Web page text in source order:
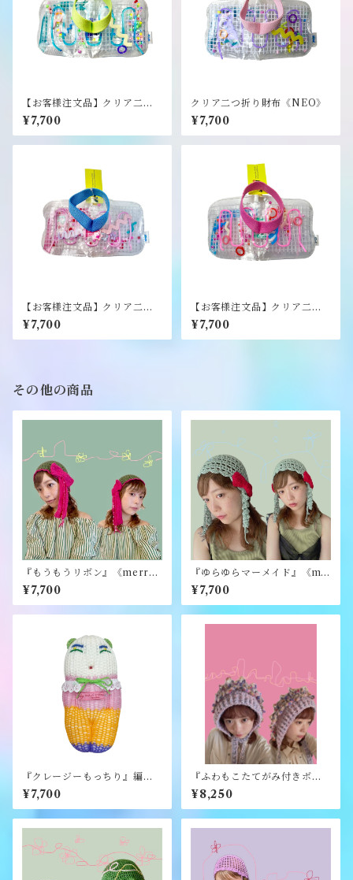
【お客様注文品】クリア二つ
折り財布《NEO》
¥7,700
クリア二つ折り財布《NEO》
¥7,700
【お客様注文品】クリア二つ
折り財布《NEO》
¥7,700
【お客様注文品】クリア二つ
折り財布《NEO》
¥7,700
その他の商品
『もうもうリボン』《merry
yarn》
¥7,700
『ゆらゆらマーメイド』《me
rry yarn》
¥7,700
『クレージーもっちり』編み
ぐるみ《むくり》
¥7,700
『ふわもこたてがみ付きボン
ネット』《merry yarn》
¥8,250